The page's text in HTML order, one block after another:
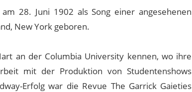
28. Juni 1902 als Song einer angesehenen
New York geboren.
an der Columbia University kennen, wo ihre
mit der Produktion von Studentenshows
Erfolg war die Revue The Garrick Gaieties